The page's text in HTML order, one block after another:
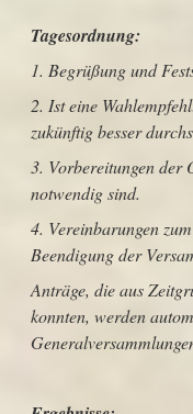
Tagesordnung:
1. Begrüßung und
2. Ist eine
zukünftig besser
3. Vorbereitungen der
notwendig sind.
4. Vereinbarungen
Beendigung der
Anträge, die aus
konnten, werden